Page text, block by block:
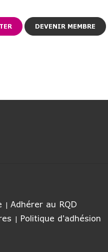
DEVENIR MEMBRE
Adhérer au RQD
Politique d'adhésion